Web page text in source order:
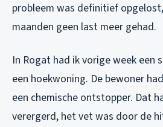
probleem was definitief
maanden geen last meer gehad.
In Rogat had ik vorige week een
een hoekwoning. De bewoner
een chemische ontstopper. Dat
verergerd, het vet was door de